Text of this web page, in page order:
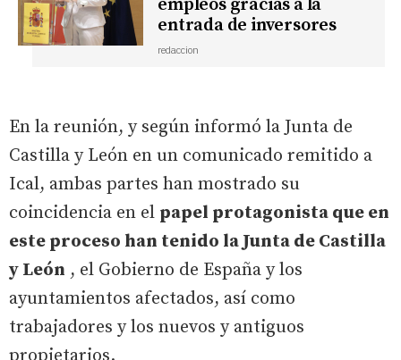
empleos gracias a la
entrada de inversores
redaccion
En la reunión, y según informó la Junta de
Castilla y León en un comunicado remitido a
Ical, ambas partes han mostrado su
coincidencia en el papel protagonista que en
este proceso han tenido la Junta de Castilla
y León , el Gobierno de España y los
ayuntamientos afectados, así como
trabajadores y los nuevos y antiguos